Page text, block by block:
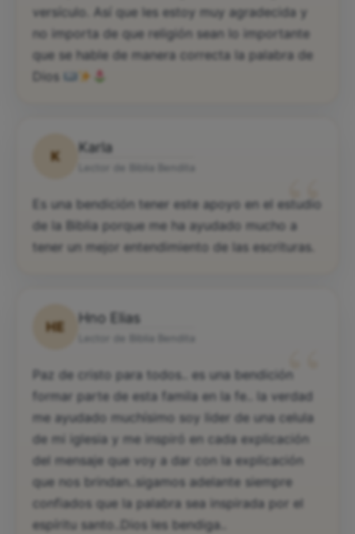
versículo. Así que les estoy muy agradecida y
no importa de que religión sean lo importante
que se hable de manera correcta la palabra de
Dios
K
Karla
“
Es una bendición tener este apoyo en el estudio
de la Biblia porque me ha ayudado mucho a
tener un mejor entendimiento de las escrituras.
HE
Hno Elias
“
Paz de cristo para todos.. es una bendición
formar parte de esta famila en la fe.. la verdad
me ayudado muchísimo soy lider de una celula
de mi iglesia y me inspiró en cada explicación
del mensaje que voy a dar con la explicación
que nos brindan..sigamos adelante siempre
confiados que la palabra sea inspirada por el
espíritu santo..Dios les bendiga..